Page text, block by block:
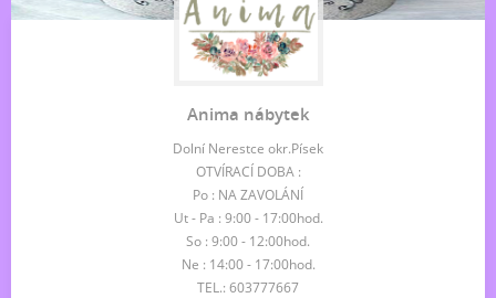
Anima nábytek
Dolní Nerestce okr.Písek
OTVÍRACÍ DOBA :
Po : NA ZAVOLÁNÍ
Ut - Pa : 9:00 - 17:00hod.
So : 9:00 - 12:00hod.
Ne : 14:00 - 17:00hod.
TEL.: 603777667